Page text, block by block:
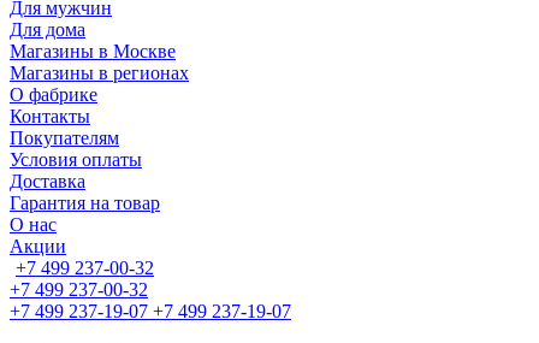
Для мужчин
Для дома
Магазины в Москве
Магазины в регионах
О фабрике
Контакты
Покупателям
Условия оплаты
Доставка
Гарантия на товар
О нас
Акции
+7 499 237-00-32
+7 499 237-00-32
+7 499 237-19-07 +7 499 237-19-07